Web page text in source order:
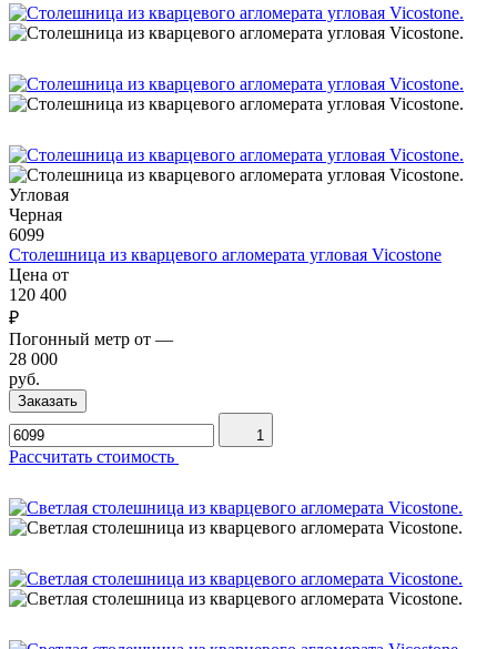
Угловая
Черная
6099
Столешница из кварцевого агломерата угловая Vicostone
Цена от
120 400
₽
Погонный метр от —
28 000
руб.
Заказать
1
Рассчитать стоимость